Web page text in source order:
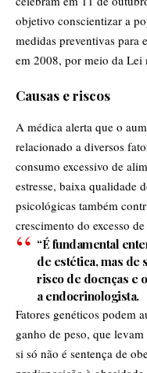
objetivo conscientizar a
medidas preventivas para
em 2008, por meio da Lei
Causas e riscos
A médica alerta que o
relacionado a diversos
consumo excessivo de
estresse, baixa qualidade
psicológicas também
crescimento do excesso
“É fundamental
de estética, mas de
risco de doenças e
a endocrinologista.
Fatores genéticos podem
ganho de peso, que
si só não é sentença de